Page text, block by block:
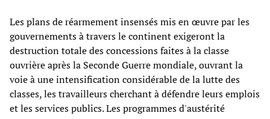
Les plans de réarmement insensés mis en œuvre par les
gouvernements à travers le continent exigeront la
destruction totale des concessions faites à la classe
ouvrière après la Seconde Guerre mondiale, ouvrant la
voie à une intensification considérable de la lutte des
classes, les travailleurs cherchant à défendre leurs emplois
et les services publics. Les programmes d'austérité